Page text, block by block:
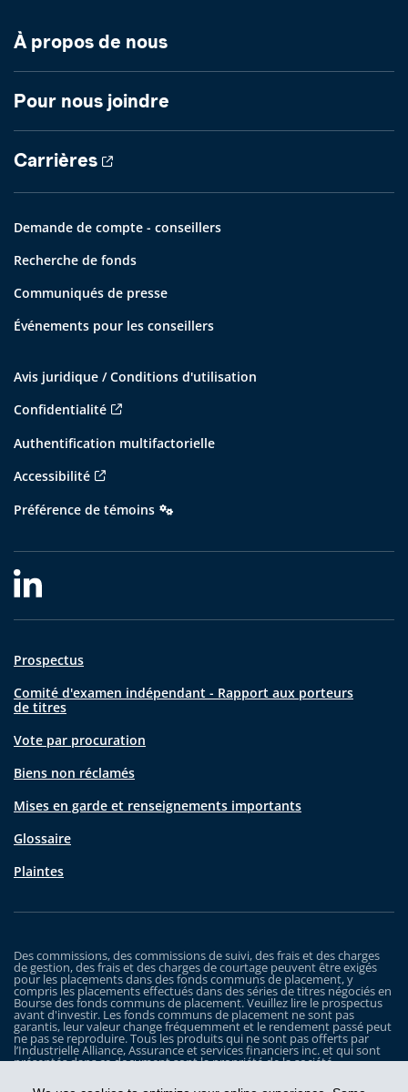
À propos de nous
Pour nous joindre
Carrières
Demande de compte - conseillers
Recherche de fonds
Communiqués de presse
Événements pour les conseillers
Avis juridique / Conditions d'utilisation
Confidentialité
Authentification multifactorielle
Accessibilité
Préférence de témoins
Prospectus
Comité d'examen indépendant - Rapport aux porteurs
de titres
Vote par procuration
Biens non réclamés
Mises en garde et renseignements importants
Glossaire
Plaintes
Des commissions, des commissions de suivi, des frais et des charges
de gestion, des frais et des charges de courtage peuvent être exigés
pour les placements dans des fonds communs de placement, y
compris les placements effectués dans des séries de titres négociés en
Bourse des fonds communs de placement. Veuillez lire le prospectus
avant d'investir. Les fonds communs de placement ne sont pas
garantis, leur valeur change fréquemment et le rendement passé peut
ne pas se reproduire. Tous les produits qui ne sont pas offerts par
l’Industrielle Alliance, Assurance et services financiers inc. et qui sont
présentés dans ce document sont la propriété de la société
sont utilisés ici qu’à titre d’illustration seulement.